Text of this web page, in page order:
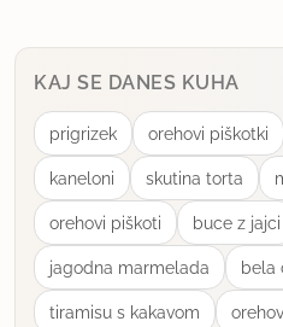
Ja, Mychelle, lahko daš v
vse shranjuje tako, pa se
plastenke potem zavrže..
uporabno
MissLady
član od 2005 811 sporočil
17.6.2009 ob 12:26
KAJ SE DANES KUHA
prigrizek orehovi piškotki
kaneloni skutina torta
orehovi piškoti buce z jajci
jagodna marmelada bela
tiramisu s kakavom